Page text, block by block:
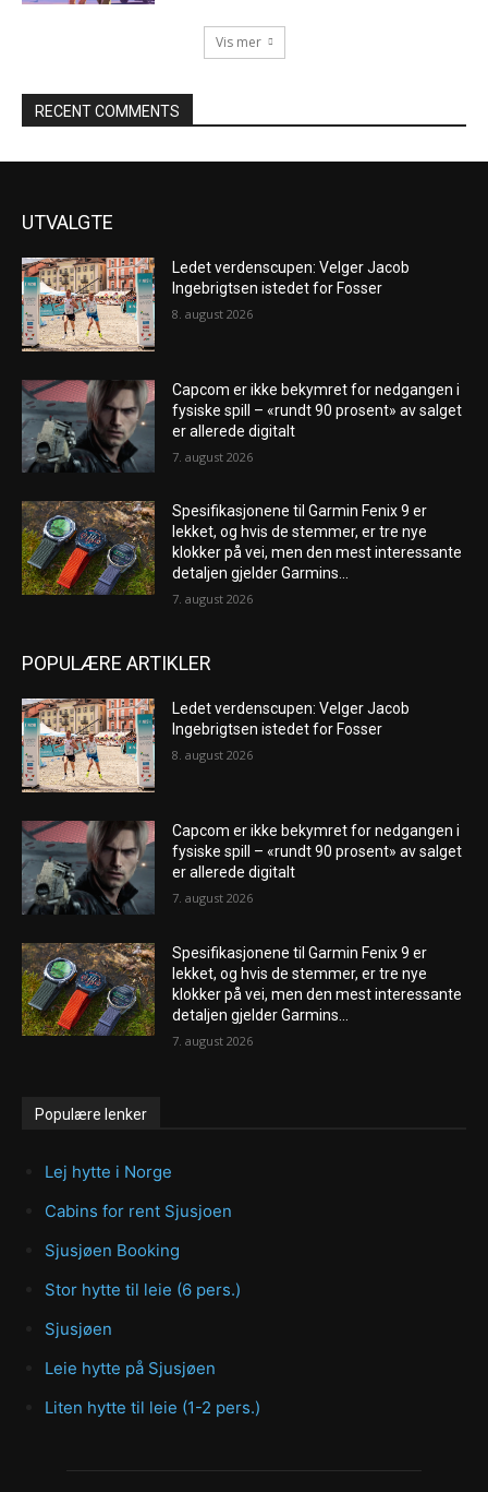
Vis mer
RECENT COMMENTS
UTVALGTE
Ledet verdenscupen: Velger Jacob
Ingebrigtsen istedet for Fosser
8. august 2026
Capcom er ikke bekymret for nedgangen i
fysiske spill – «rundt 90 prosent» av salget
er allerede digitalt
7. august 2026
Spesifikasjonene til Garmin Fenix ​​9 er
lekket, og hvis de stemmer, er tre nye
klokker på vei, men den mest interessante
detaljen gjelder Garmins...
7. august 2026
POPULÆRE ARTIKLER
Ledet verdenscupen: Velger Jacob
Ingebrigtsen istedet for Fosser
8. august 2026
Capcom er ikke bekymret for nedgangen i
fysiske spill – «rundt 90 prosent» av salget
er allerede digitalt
7. august 2026
Spesifikasjonene til Garmin Fenix ​​9 er
lekket, og hvis de stemmer, er tre nye
klokker på vei, men den mest interessante
detaljen gjelder Garmins...
7. august 2026
Populære lenker
Lej hytte i Norge
Cabins for rent Sjusjoen
Sjusjøen Booking
Stor hytte til leie (6 pers.)
Sjusjøen
Leie hytte på Sjusjøen
Liten hytte til leie (1-2 pers.)